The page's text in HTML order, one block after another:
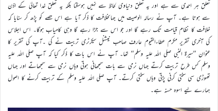
تعلق ہر احمدی سے ہے اور یہ تعلق دنیاوی لحاظ سے نہیں ہوسکتا بلکہ یہ تعلق خدا تعالیٰ کے اذن
سے ہوتا ہے۔ آپ نے رسالہ الوصیت میں جہاںخلافت کا ذکر آیا ہے اس حصے کو پڑھ کر سنایا کہ
خلافت کا نظام قیامت تک رہے گا اور جو اس سے جڑا رہے گا وہی کامیاب ہوگا۔ اس اجلاس
کی آخری تقریر مکرم عطاءالقیوم عارف صاحب نیشنل سیکرٹری تربیت نے کی ۔آپ کی تقریر کا
عنوان ’’سیرۃ النبی صلی اللہ علیہ وسلم‘‘ تھا۔ آپ نے اس بات کا ذکر کیا کہ آپ صلی اللہ علیہ
وسلم کس طرح تربیت کرتے جہاں نرمی سے بات سمجھانی ہوتی وہاں نرمی سے سمجھاتے اور جہاں
تھوڑی سی سختی کرنی پڑتی وہاں سختی کرتے۔ آپ صلی اللہ علیہ وسلم کے تربیت کرنے کا اصول
ہمارے لیے اسوہ حسنہ ہے۔